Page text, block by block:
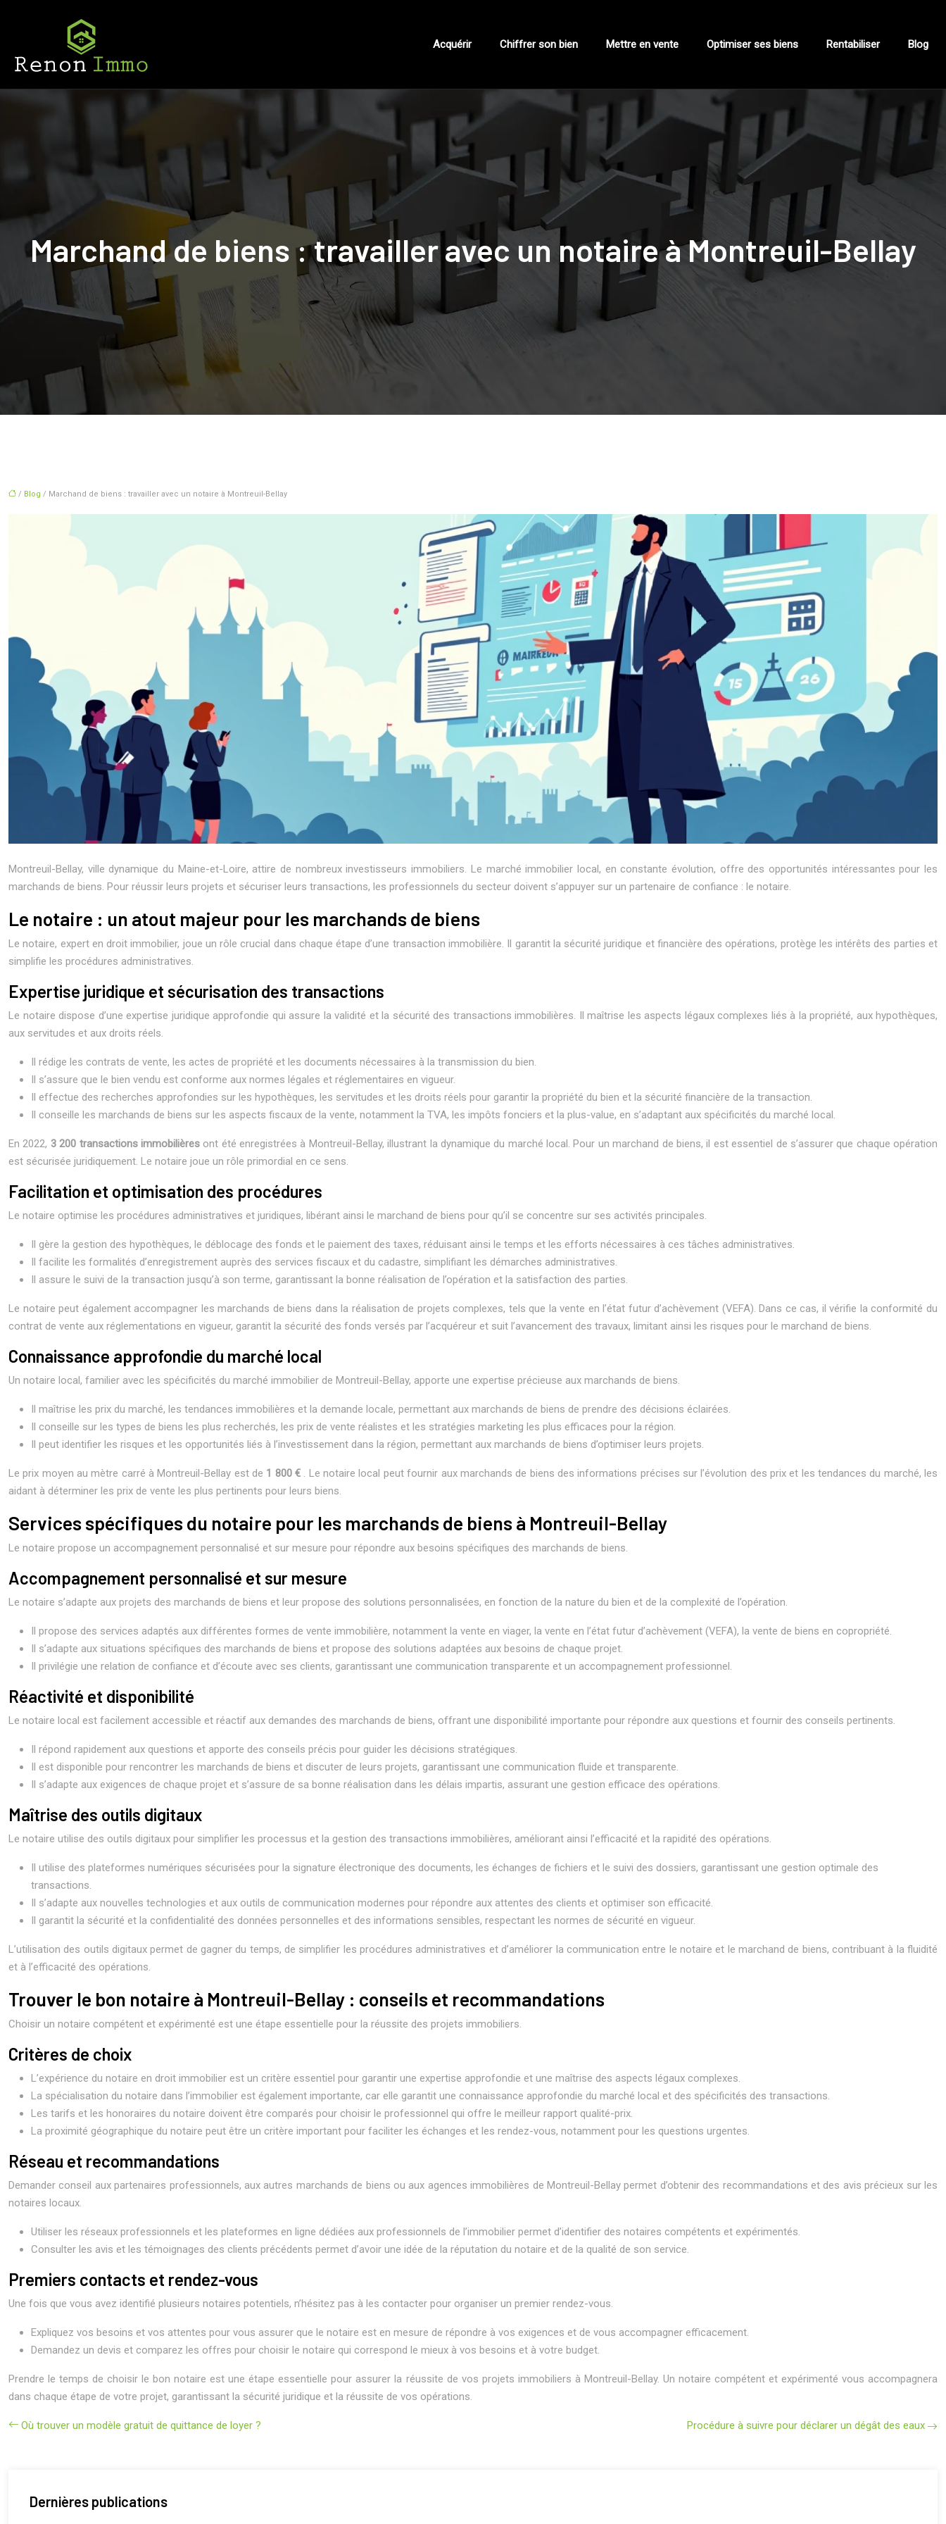
Acquérir Chiffrer son bien Mettre en vente Optimiser ses biens Rentabiliser Blog
Marchand de biens : travailler avec un notaire à Montreuil-Bellay
/ Blog / Marchand de biens : travailler avec un notaire à Montreuil-Bellay
Montreuil-Bellay, ville dynamique du Maine-et-Loire, attire de nombreux investisseurs immobiliers. Le marché immobilier local, en constante évolution, offre des opportunités intéressantes pour les
marchands de biens. Pour réussir leurs projets et sécuriser leurs transactions, les professionnels du secteur doivent s’appuyer sur un partenaire de confiance : le notaire.
Le notaire : un atout majeur pour les marchands de biens
Le notaire, expert en droit immobilier, joue un rôle crucial dans chaque étape d’une transaction immobilière. Il garantit la sécurité juridique et financière des opérations, protège les intérêts des parties et
simplifie les procédures administratives.
Expertise juridique et sécurisation des transactions
Le notaire dispose d’une expertise juridique approfondie qui assure la validité et la sécurité des transactions immobilières. Il maîtrise les aspects légaux complexes liés à la propriété, aux hypothèques,
aux servitudes et aux droits réels.
Il rédige les contrats de vente, les actes de propriété et les documents nécessaires à la transmission du bien.
Il s’assure que le bien vendu est conforme aux normes légales et réglementaires en vigueur.
Il effectue des recherches approfondies sur les hypothèques, les servitudes et les droits réels pour garantir la propriété du bien et la sécurité financière de la transaction.
Il conseille les marchands de biens sur les aspects fiscaux de la vente, notamment la TVA, les impôts fonciers et la plus-value, en s’adaptant aux spécificités du marché local.
En 2022, 3 200 transactions immobilières ont été enregistrées à Montreuil-Bellay, illustrant la dynamique du marché local. Pour un marchand de biens, il est essentiel de s’assurer que chaque opération
est sécurisée juridiquement. Le notaire joue un rôle primordial en ce sens.
Facilitation et optimisation des procédures
Le notaire optimise les procédures administratives et juridiques, libérant ainsi le marchand de biens pour qu’il se concentre sur ses activités principales.
Il gère la gestion des hypothèques, le déblocage des fonds et le paiement des taxes, réduisant ainsi le temps et les efforts nécessaires à ces tâches administratives.
Il facilite les formalités d’enregistrement auprès des services fiscaux et du cadastre, simplifiant les démarches administratives.
Il assure le suivi de la transaction jusqu’à son terme, garantissant la bonne réalisation de l’opération et la satisfaction des parties.
Le notaire peut également accompagner les marchands de biens dans la réalisation de projets complexes, tels que la vente en l’état futur d’achèvement (VEFA). Dans ce cas, il vérifie la conformité du
contrat de vente aux réglementations en vigueur, garantit la sécurité des fonds versés par l’acquéreur et suit l’avancement des travaux, limitant ainsi les risques pour le marchand de biens.
Connaissance approfondie du marché local
Un notaire local, familier avec les spécificités du marché immobilier de Montreuil-Bellay, apporte une expertise précieuse aux marchands de biens.
Il maîtrise les prix du marché, les tendances immobilières et la demande locale, permettant aux marchands de biens de prendre des décisions éclairées.
Il conseille sur les types de biens les plus recherchés, les prix de vente réalistes et les stratégies marketing les plus efficaces pour la région.
Il peut identifier les risques et les opportunités liés à l’investissement dans la région, permettant aux marchands de biens d’optimiser leurs projets.
Le prix moyen au mètre carré à Montreuil-Bellay est de 1 800 €
. Le notaire local peut fournir aux marchands de biens des informations précises sur l’évolution des prix et les tendances du marché, les
aidant à déterminer les prix de vente les plus pertinents pour leurs biens.
Services spécifiques du notaire pour les marchands de biens à Montreuil-Bellay
Le notaire propose un accompagnement personnalisé et sur mesure pour répondre aux besoins spécifiques des marchands de biens.
Accompagnement personnalisé et sur mesure
Le notaire s’adapte aux projets des marchands de biens et leur propose des solutions personnalisées, en fonction de la nature du bien et de la complexité de l’opération.
Il propose des services adaptés aux différentes formes de vente immobilière, notamment la vente en viager, la vente en l’état futur d’achèvement (VEFA), la vente de biens en copropriété.
Il s’adapte aux situations spécifiques des marchands de biens et propose des solutions adaptées aux besoins de chaque projet.
Il privilégie une relation de confiance et d’écoute avec ses clients, garantissant une communication transparente et un accompagnement professionnel.
Réactivité et disponibilité
Le notaire local est facilement accessible et réactif aux demandes des marchands de biens, offrant une disponibilité importante pour répondre aux questions et fournir des conseils pertinents.
Il répond rapidement aux questions et apporte des conseils précis pour guider les décisions stratégiques.
Il est disponible pour rencontrer les marchands de biens et discuter de leurs projets, garantissant une communication fluide et transparente.
Il s’adapte aux exigences de chaque projet et s’assure de sa bonne réalisation dans les délais impartis, assurant une gestion efficace des opérations.
Maîtrise des outils digitaux
Le notaire utilise des outils digitaux pour simplifier les processus et la gestion des transactions immobilières, améliorant ainsi l’efficacité et la rapidité des opérations.
Il utilise des plateformes numériques sécurisées pour la signature électronique des documents, les échanges de fichiers et le suivi des dossiers, garantissant une gestion optimale des
transactions.
Il s’adapte aux nouvelles technologies et aux outils de communication modernes pour répondre aux attentes des clients et optimiser son efficacité.
Il garantit la sécurité et la confidentialité des données personnelles et des informations sensibles, respectant les normes de sécurité en vigueur.
L’utilisation des outils digitaux permet de gagner du temps, de simplifier les procédures administratives et d’améliorer la communication entre le notaire et le marchand de biens, contribuant à la fluidité
et à l’efficacité des opérations.
Trouver le bon notaire à Montreuil-Bellay : conseils et recommandations
Choisir un notaire compétent et expérimenté est une étape essentielle pour la réussite des projets immobiliers.
Critères de choix
L’expérience du notaire en droit immobilier est un critère essentiel pour garantir une expertise approfondie et une maîtrise des aspects légaux complexes.
La spécialisation du notaire dans l’immobilier est également importante, car elle garantit une connaissance approfondie du marché local et des spécificités des transactions.
Les tarifs et les honoraires du notaire doivent être comparés pour choisir le professionnel qui offre le meilleur rapport qualité-prix.
La proximité géographique du notaire peut être un critère important pour faciliter les échanges et les rendez-vous, notamment pour les questions urgentes.
Réseau et recommandations
Demander conseil aux partenaires professionnels, aux autres marchands de biens ou aux agences immobilières de Montreuil-Bellay permet d’obtenir des recommandations et des avis précieux sur les
notaires locaux.
Utiliser les réseaux professionnels et les plateformes en ligne dédiées aux professionnels de l’immobilier permet d’identifier des notaires compétents et expérimentés.
Consulter les avis et les témoignages des clients précédents permet d’avoir une idée de la réputation du notaire et de la qualité de son service.
Premiers contacts et rendez-vous
Une fois que vous avez identifié plusieurs notaires potentiels, n’hésitez pas à les contacter pour organiser un premier rendez-vous.
Expliquez vos besoins et vos attentes pour vous assurer que le notaire est en mesure de répondre à vos exigences et de vous accompagner efficacement.
Demandez un devis et comparez les offres pour choisir le notaire qui correspond le mieux à vos besoins et à votre budget.
Prendre le temps de choisir le bon notaire est une étape essentielle pour assurer la réussite de vos projets immobiliers à Montreuil-Bellay. Un notaire compétent et expérimenté vous accompagnera
dans chaque étape de votre projet, garantissant la sécurité juridique et la réussite de vos opérations.
Où trouver un modèle gratuit de quittance de loyer ? Procédure à suivre pour déclarer un dégât des eaux
Dernières publications